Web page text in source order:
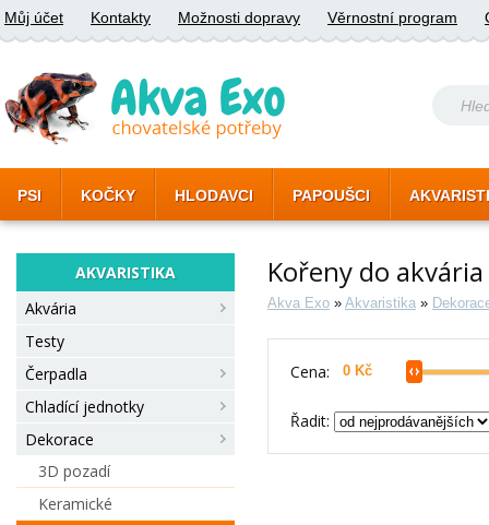
Můj účet Kontakty Možnosti dopravy Věrnostní program
PSI KOČKY HLODAVCI PAPOUŠCI
AKVARISTIKA
Akvária
Testy
Čerpadla
Chladící jednotky
Dekorace
3D pozadí
Keramické
Kořeny do akvária
Akva Exo » Akvaristika »
Cena:
Řadit: